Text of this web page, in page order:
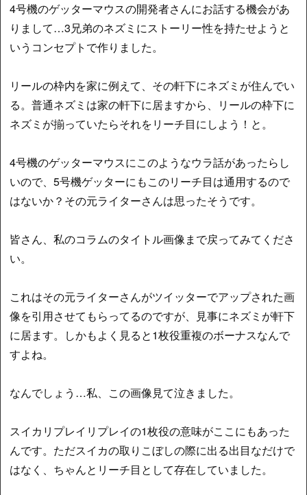
4号機のゲッターマウスの開発者さんにお話する機会があ
りまして…3兄弟のネズミにストーリー性を持たせようと
いうコンセプトで作りました。
リールの枠内を家に例えて、その軒下にネズミが住んでい
る。普通ネズミは家の軒下に居ますから、リールの枠下に
ネズミが揃っていたらそれをリーチ目にしよう！と。
4号機のゲッターマウスにこのようなウラ話があったらし
いので、5号機ゲッターにもこのリーチ目は通用するので
はないか？その元ライターさんは思ったそうです。
皆さん、私のコラムのタイトル画像まで戻ってみてくださ
い。
これはその元ライターさんがツイッターでアップされた画
像を引用させてもらってるのですが、見事にネズミが軒下
に居ます。しかもよく見ると1枚役重複のボーナスなんで
すよね。
なんでしょう…私、この画像見て泣きました。
スイカリプレイリプレイの1枚役の意味がここにもあった
んです。ただスイカの取りこぼしの際に出る出目なだけで
はなく、ちゃんとリーチ目として存在していました。